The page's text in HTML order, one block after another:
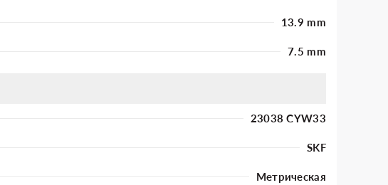
13.9 mm
7.5 mm
23038 CYW33
SKF
Метрическая